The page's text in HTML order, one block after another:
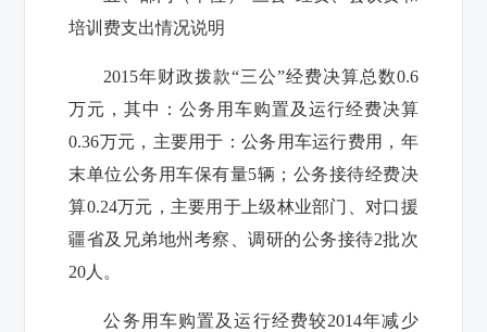
培训费支出情况说明
2015年财政拨款“三公”经费决算总数0.6
万元，其中：公务用车购置及运行经费决算
0.36万元，主要用于：公务用车运行费用，年
末单位公务用车保有量5辆；公务接待经费决
算0.24万元，主要用于上级林业部门、对口援
疆省及兄弟地州考察、调研的公务接待2批次
20 人。
公务用车购置及运行经费较2014年减少